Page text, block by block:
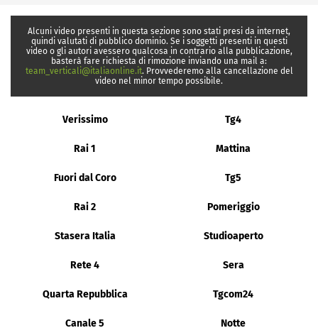
Alcuni video presenti in questa sezione sono stati presi da internet,
quindi valutati di pubblico dominio. Se i soggetti presenti in questi
video o gli autori avessero qualcosa in contrario alla pubblicazione,
basterà fare richiesta di rimozione inviando una mail a:
team_verticali@italiaonline.it. Provvederemo alla cancellazione del
video nel minor tempo possibile.
Verissimo Tg4
Rai 1 Mattina
Fuori dal Coro Tg5
Rai 2 Pomeriggio
Stasera Italia Studioaperto
Rete 4 Sera
Quarta Repubblica Tgcom24
Canale 5 Notte